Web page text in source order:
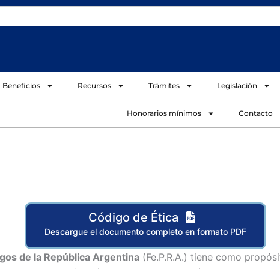
Beneficios Recursos Trámites Legislación
Honorarios mínimos Contacto
Código de Ética
Descargue el documento completo en formato PDF
de la República Argentina (Fe.P.R.A.) tiene como